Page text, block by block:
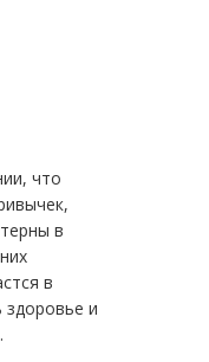
что
в
в
здоровье и